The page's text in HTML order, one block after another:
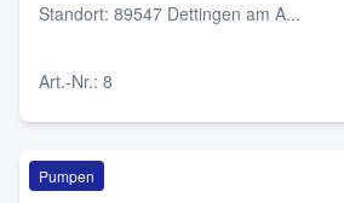
Standort: 89547 Dettingen am A...
Art.-Nr.: 8
Pumpen